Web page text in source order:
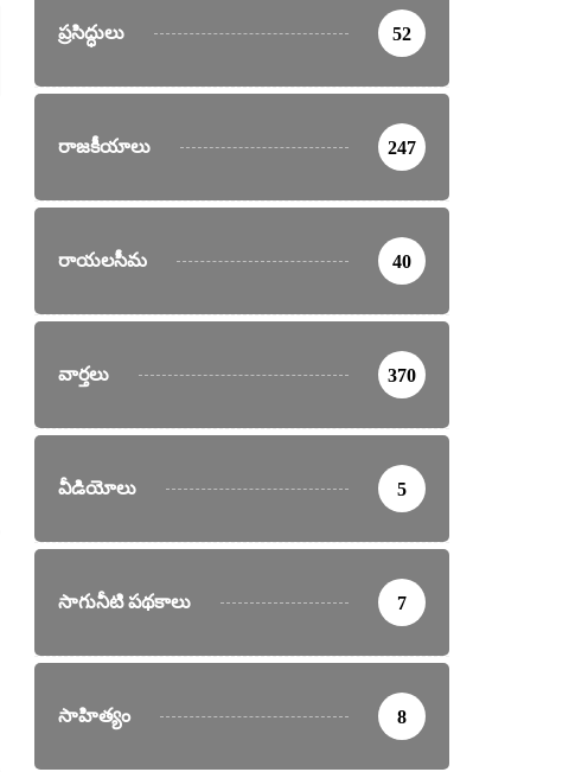
ప్రసిద్ధులు 52
రాజకీయాలు 247
రాయలసీమ 40
వార్తలు 370
వీడియోలు 5
సాగునీటి పథకాలు 7
సాహిత్యం 8